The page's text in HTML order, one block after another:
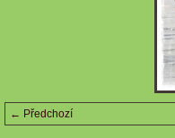
← Předchozí